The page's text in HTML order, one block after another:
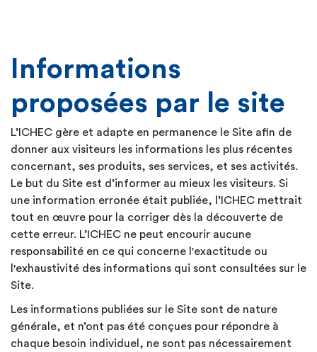
Informations
proposées par le site
L’ICHEC gère et adapte en permanence le Site afin de
donner aux visiteurs les informations les plus récentes
concernant, ses produits, ses services, et ses activités.
Le but du Site est d’informer au mieux les visiteurs. Si
une information erronée était publiée, l’ICHEC mettrait
tout en œuvre pour la corriger dès la découverte de
cette erreur. L’ICHEC ne peut encourir aucune
responsabilité en ce qui concerne l'exactitude ou
l'exhaustivité des informations qui sont consultées sur le
Site.
Les informations publiées sur le Site sont de nature
générale, et n’ont pas été conçues pour répondre à
chaque besoin individuel, ne sont pas nécessairement